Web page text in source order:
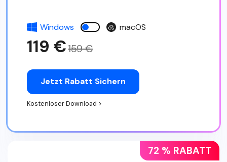
Windows macOS
119 €159 €
Jetzt Rabatt Sichern
Kostenloser Download >
72 % RABATT